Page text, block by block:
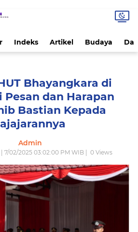
Indeks Artikel Budaya
Bhayangkara di
Pesan dan Harapan
Bastian Kepada
Admin
7/02/2025 03:02:00 PM WIB | 0 Views